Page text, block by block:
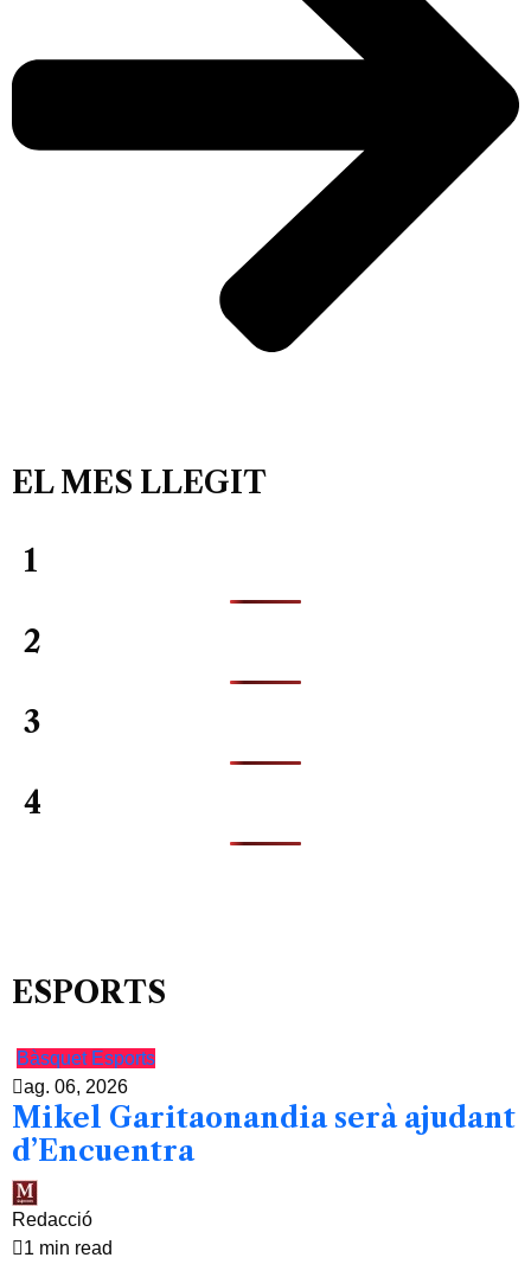
EL MES LLEGIT
1
2
3
4
ESPORTS
Bàsquet Esports
ag. 06, 2026
Mikel Garitaonandia serà ajudant
d’Encuentra
Redacció
1 min read